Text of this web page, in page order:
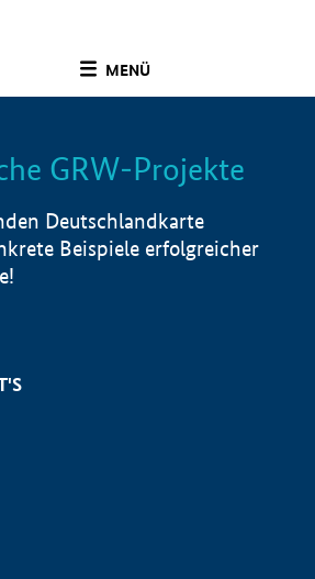
MENÜ
Info
GRW-Projekte
Deutschlandkarte
Beispiele erfolgreicher